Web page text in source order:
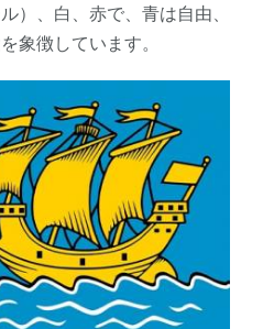
）、白、赤で、青は自由、
象徴しています。